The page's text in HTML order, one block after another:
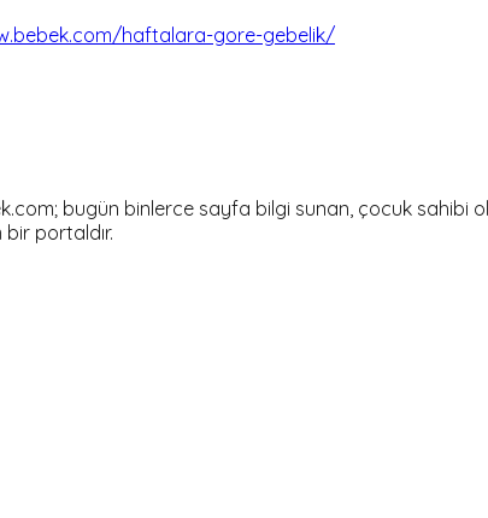
haftalara-gore-gebelik/
bugün binlerce sayfa bilgi sunan, çocuk sahibi
portaldır.